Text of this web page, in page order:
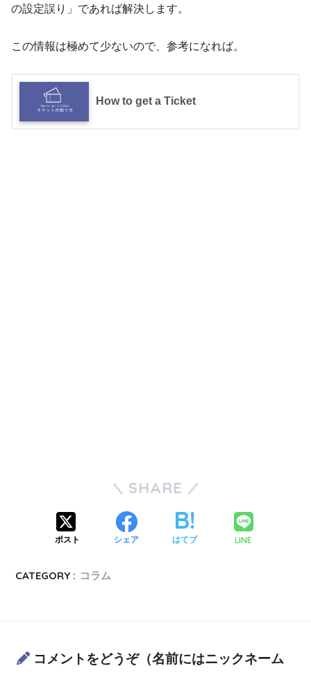
の設定誤り」であれば解決します。
この情報は極めて少ないので、参考になれば。
How to get a Ticket
SHARE
ポスト シェア はてブ LINE
CATEGORY : コラム
コメントをどうぞ（名前にはニックネーム